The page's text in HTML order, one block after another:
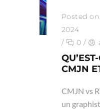
Posted
2024
/
0 /
CMJN
CMJN vs
un